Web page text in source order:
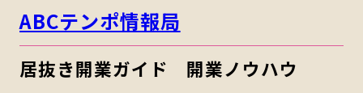
ABCテンポ情報局
居抜き開業ガイド 開業ノウハウ